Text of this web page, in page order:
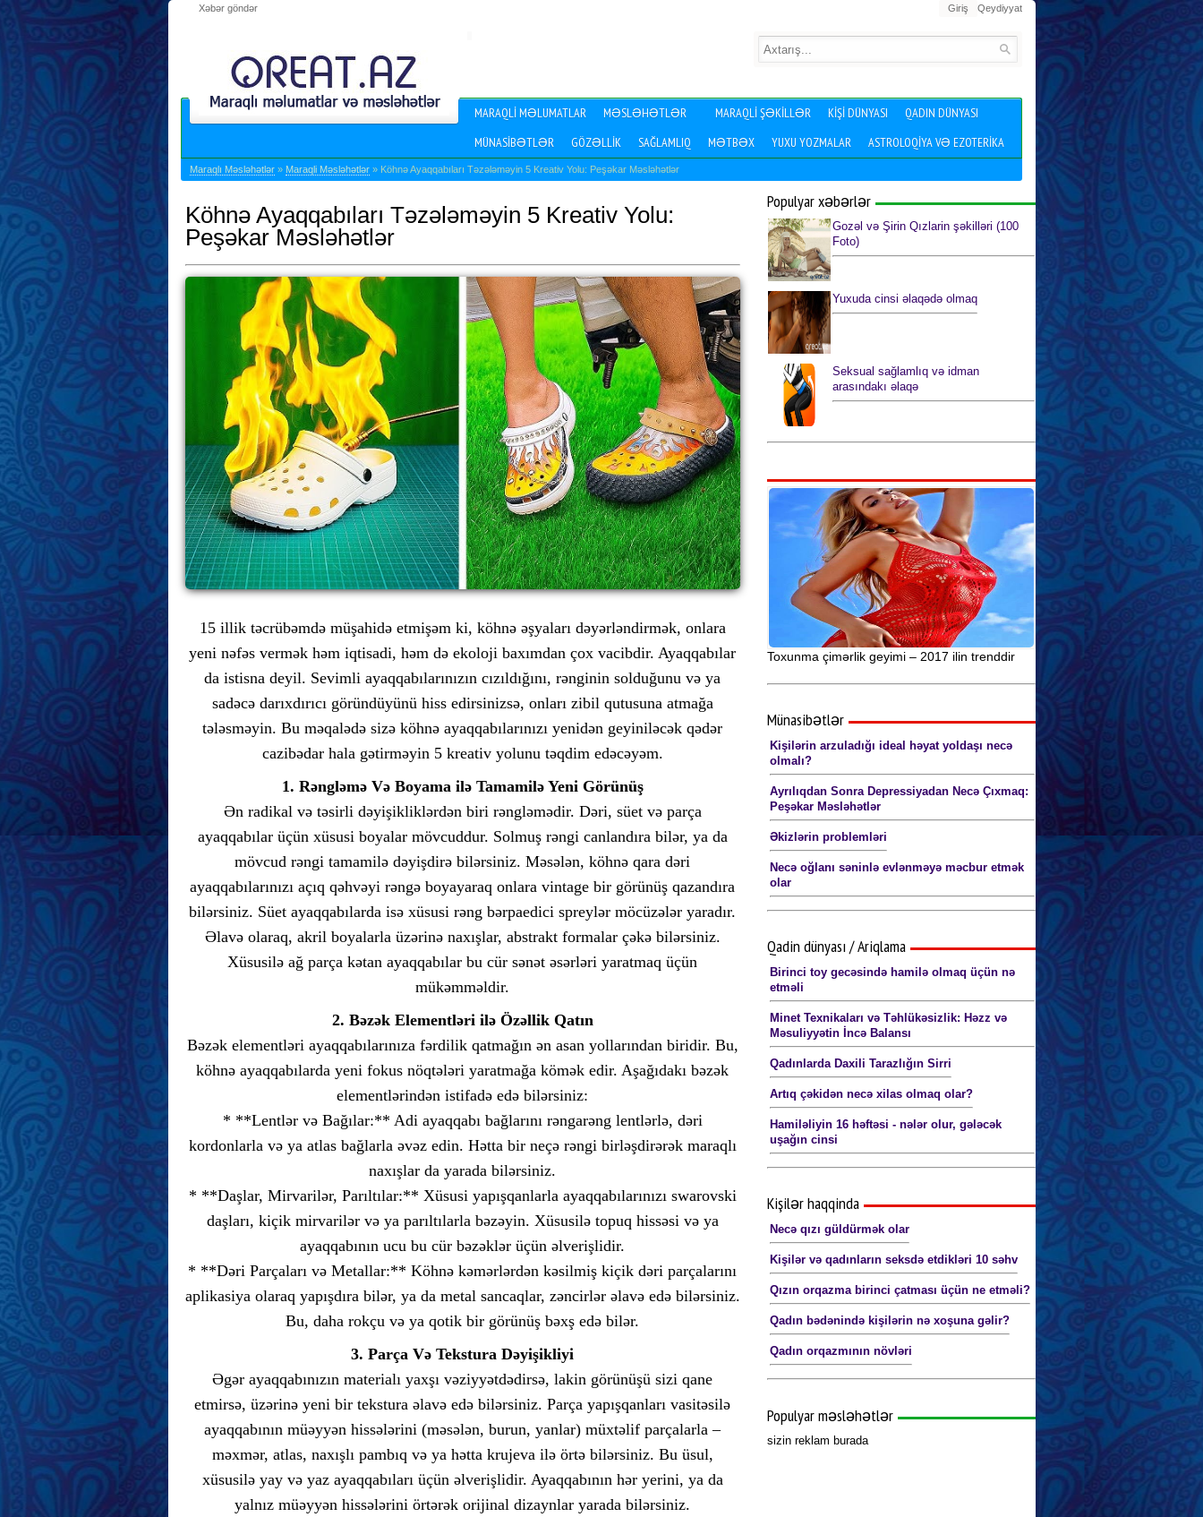
Xəbər göndər Qeydiyyat
Giriş
MARAQLI MƏLUMATLAR MƏSLƏHƏTLƏR MARAQLI ŞƏKILLƏR KIŞI DÜNYASI
QADIN DÜNYASI
MÜNASIBƏTLƏR
GÖZƏLLIK SAĞLAMLIQ MƏTBƏX YUXU YOZMALAR ASTROLOQIYA VƏ EZOTERIKA
Maraqlı Məsləhətlər » Maraqli Məsləhətlər » Köhnə Ayaqqabıları Təzələməyin 5 Kreativ Yolu: Peşəkar Məsləhətlər
Köhnə Ayaqqabıları Təzələməyin 5 Kreativ Yolu:
Peşəkar Məsləhətlər
15 illik təcrübəmdə müşahidə etmişəm ki, köhnə əşyaları dəyərləndirmək, onlara
yeni nəfəs vermək həm iqtisadi, həm də ekoloji baxımdan çox vacibdir. Ayaqqabılar
da istisna deyil. Sevimli ayaqqabılarınızın cızıldığını, rənginin solduğunu və ya
sadəcə darıxdırıcı göründüyünü hiss edirsinizsə, onları zibil qutusuna atmağa
tələsməyin. Bu məqalədə sizə köhnə ayaqqabılarınızı yenidən geyiniləcək qədər
cazibədar hala gətirməyin 5 kreativ yolunu təqdim edəcəyəm.
1. Rəngləmə Və Boyama ilə Tamamilə Yeni Görünüş
Ən radikal və təsirli dəyişikliklərdən biri rəngləmədir. Dəri, süet və parça
ayaqqabılar üçün xüsusi boyalar mövcuddur. Solmuş rəngi canlandıra bilər, ya da
mövcud rəngi tamamilə dəyişdirə bilərsiniz. Məsələn, köhnə qara dəri
ayaqqabılarınızı açıq qəhvəyi rəngə boyayaraq onlara vintage bir görünüş qazandıra
bilərsiniz. Süet ayaqqabılarda isə xüsusi rəng bərpaedici spreylər möcüzələr yaradır.
Əlavə olaraq, akril boyalarla üzərinə naxışlar, abstrakt formalar çəkə bilərsiniz.
Xüsusilə ağ parça kətan ayaqqabılar bu cür sənət əsərləri yaratmaq üçün
mükəmməldir.
2. Bəzək Elementləri ilə Özəllik Qatın
Bəzək elementləri ayaqqabılarınıza fərdilik qatmağın ən asan yollarından biridir. Bu,
köhnə ayaqqabılarda yeni fokus nöqtələri yaratmağa kömək edir. Aşağıdakı bəzək
elementlərindən istifadə edə bilərsiniz:
* **Lentlər və Bağılar:** Adi ayaqqabı bağlarını rəngarəng lentlərlə, dəri
kordonlarla və ya atlas bağlarla əvəz edin. Hətta bir neçə rəngi birləşdirərək maraqlı
naxışlar da yarada bilərsiniz.
* **Daşlar, Mirvarilər, Parıltılar:** Xüsusi yapışqanlarla ayaqqabılarınızı swarovski
daşları, kiçik mirvarilər və ya parıltılarla bəzəyin. Xüsusilə topuq hissəsi və ya
ayaqqabının ucu bu cür bəzəklər üçün əlverişlidir.
* **Dəri Parçaları və Metallar:** Köhnə kəmərlərdən kəsilmiş kiçik dəri parçalarını
aplikasiya olaraq yapışdıra bilər, ya da metal sancaqlar, zəncirlər əlavə edə bilərsiniz.
Bu, daha rokçu və ya qotik bir görünüş bəxş edə bilər.
3. Parça Və Tekstura Dəyişikliyi
Əgər ayaqqabınızın materialı yaxşı vəziyyətdədirsə, lakin görünüşü sizi qane
etmirsə, üzərinə yeni bir tekstura əlavə edə bilərsiniz. Parça yapışqanları vasitəsilə
ayaqqabının müəyyən hissələrini (məsələn, burun, yanlar) müxtəlif parçalarla –
məxmər, atlas, naxışlı pambıq və ya hətta krujeva ilə örtə bilərsiniz. Bu üsul,
xüsusilə yay və yaz ayaqqabıları üçün əlverişlidir. Ayaqqabının hər yerini, ya da
yalnız müəyyən hissələrini örtərək orijinal dizaynlar yarada bilərsiniz.
Populyar xəbərlər
Gozəl və Şirin Qızlarin şəkilləri (100
Foto)
Yuxuda cinsi əlaqədə olmaq
Seksual sağlamlıq və idman
arasındakı əlaqə
Seks yuxularının mənasını siz də
Anal seks pozaları (şəkillərlə) 18+
Yuxuda orqazm: səbəblər və
xüsusiyyətlər
Toxunma çimərlik geyimi – 2017 ilin trenddir
Münasibətlər
Kişilərin arzuladığı ideal həyat yoldaşı necə
olmalı?
Ayrılıqdan Sonra Depressiyadan Necə Çıxmaq:
Peşəkar Məsləhətlər
Əkizlərin problemləri
Necə oğlanı səninlə evlənməyə məcbur etmək
olar
Qadin dünyası / Ariqlama
Birinci toy gecəsində hamilə olmaq üçün nə
etməli
Minet Texnikaları və Təhlükəsizlik: Həzz və
Məsuliyyətin İncə Balansı
Qadınlarda Daxili Tarazlığın Sirri
Artıq çəkidən necə xilas olmaq olar?
Hamiləliyin 16 həftəsi - nələr olur, gələcək
uşağın cinsi
Kişilər haqqinda
Necə qızı güldürmək olar
Kişilər və qadınların seksdə etdikləri 10 səhv
Qızın orqazma birinci çatması üçün ne etməli?
Qadın bədənində kişilərin nə xoşuna gəlir?
Qadın orqazmının növləri
Populyar məsləhətlər
sizin reklam burada